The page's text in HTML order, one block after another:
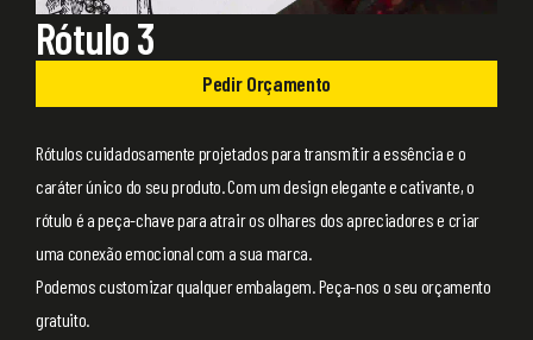
Rótulo 3
Pedir Orçamento
Rótulos cuidadosamente projetados para transmitir a essência e o
caráter único do seu produto. Com um design elegante e cativante, o
rótulo é a peça-chave para atrair os olhares dos apreciadores e criar
uma conexão emocional com a sua marca.
Podemos customizar qualquer embalagem. Peça-nos o seu orçamento
gratuito.